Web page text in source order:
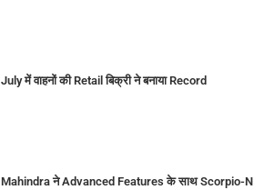
July में वाहनों की Retail बिक्री ने बनाया Record
Mahindra ने Advanced Features के साथ Scorpio-N